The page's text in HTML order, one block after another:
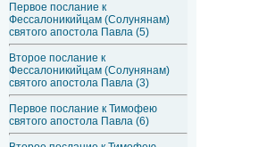
Первое послание к
Фессалоникийцам (Солунянам)
святого апостола Павла (5)
Второе послание к
Фессалоникийцам (Солунянам)
святого апостола Павла (3)
Первое послание к Тимофею
святого апостола Павла (6)